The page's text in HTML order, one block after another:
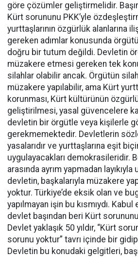
göre çözümler geliştirmelidir.
Kürt sorununu PKK’yle
yurttaşlarının özgürlük alanlarına
gereken adımlar konusunda
doğru bir tutum değildi. Devletin
müzakere etmesi gereken tek
silahlar olabilir ancak. Örgütün
müzakere yapılabilir, ama Kürt
korunması, Kürt kültürünün
geliştirilmesi, yasal güvencelere
devletin bir örgütle veya kişilerle
gerekmemektedir. Devletlerin
yasalarıdır ve yurttaşlarına eşit
uygulayacakları demokrasileridir.
arasında ayrım yapmadan
devletin, başkalarıyla müzakere
yoktur. Türkiye’de eksik olan ve
yapılmayan işin bu kısmıydı.
devlet başından beri Kürt
Devlet yaklaşık 50 yıldır, “Kürt
sorunu yoktur” tavrı içinde bir
Devletin bu konudaki gelgitleri,